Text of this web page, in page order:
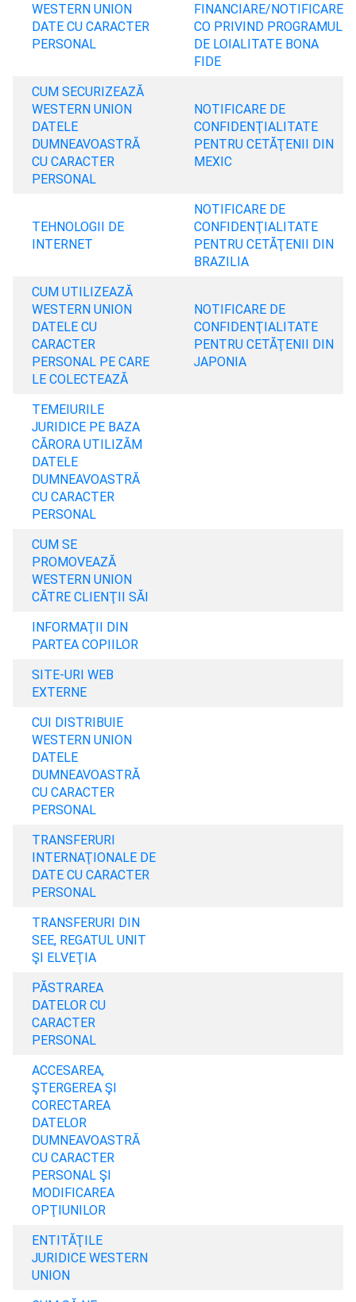
WESTERN UNION
DATE CU CARACTER
PERSONAL
FINANCIARE/NOTIFICARE
CO PRIVIND PROGRAMUL
DE LOIALITATE BONA
FIDE
CUM SECURIZEAZĂ
WESTERN UNION
DATELE
DUMNEAVOASTRĂ
CU CARACTER
PERSONAL
NOTIFICARE DE
CONFIDENŢIALITATE
PENTRU CETĂŢENII DIN
MEXIC
TEHNOLOGII DE
INTERNET
NOTIFICARE DE
CONFIDENŢIALITATE
PENTRU CETĂŢENII DIN
BRAZILIA
CUM UTILIZEAZĂ
WESTERN UNION
DATELE CU
CARACTER
PERSONAL PE CARE
LE COLECTEAZĂ
NOTIFICARE DE
CONFIDENŢIALITATE
PENTRU CETĂŢENII DIN
JAPONIA
TEMEIURILE
JURIDICE PE BAZA
CĂRORA UTILIZĂM
DATELE
DUMNEAVOASTRĂ
CU CARACTER
PERSONAL
CUM SE
PROMOVEAZĂ
WESTERN UNION
CĂTRE CLIENŢII SĂI
INFORMAŢII DIN
PARTEA COPIILOR
SITE-URI WEB
EXTERNE
CUI DISTRIBUIE
WESTERN UNION
DATELE
DUMNEAVOASTRĂ
CU CARACTER
PERSONAL
TRANSFERURI
INTERNAŢIONALE DE
DATE CU CARACTER
PERSONAL
TRANSFERURI DIN
SEE, REGATUL UNIT
ŞI ELVEŢIA
PĂSTRAREA
DATELOR CU
CARACTER
PERSONAL
ACCESAREA,
ŞTERGEREA ŞI
CORECTAREA
DATELOR
DUMNEAVOASTRĂ
CU CARACTER
PERSONAL ŞI
MODIFICAREA
OPŢIUNILOR
ENTITĂŢILE
JURIDICE WESTERN
UNION